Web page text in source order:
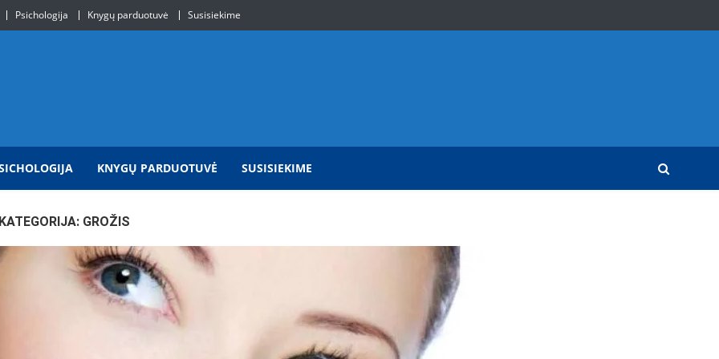
Psichologija Knygų parduotuvė Susisiekime
KNYGŲ PARDUOTUVĖ SUSISIEKIME
KATEGORIJA: GROŽIS